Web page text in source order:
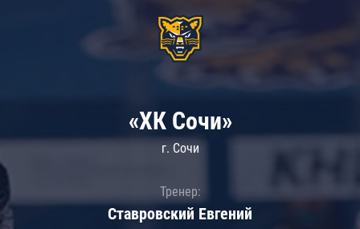
«ХК Сочи»
г. Сочи
Тренер:
Ставровский Евгений